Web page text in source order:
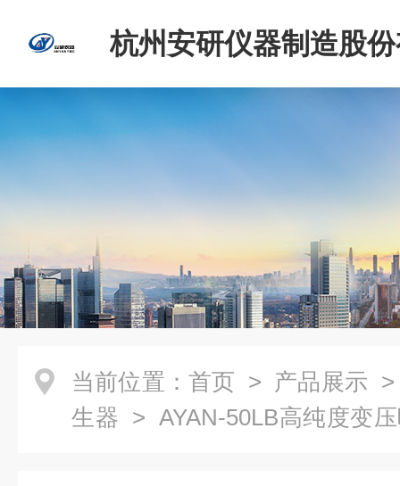
杭州安研仪器制造股
司
当前位置： 首页 > 产品展示
生器 > AYAN-50LB高纯度变